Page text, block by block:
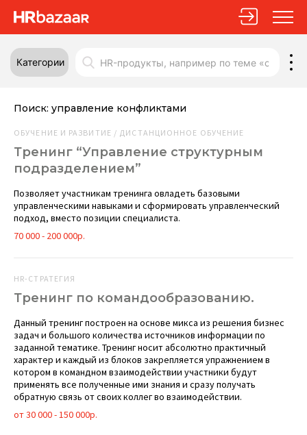
Категории
Поиск: управление конфликтами
ОБУЧЕНИЕ И РАЗВИТИЕ / ДИСТАНЦИОННОЕ ОБУЧЕНИЕ
Тренинг “Управление структурным
подразделением”
Позволяет участникам тренинга овладеть базовыми
управленческими навыками и сформировать управленческий
подход, вместо позиции специалиста.
70 000 - 200 000р.
HR-СТРАТЕГИЯ
Тренинг по командообразованию.
Данный тренинг построен на основе микса из решения бизнес
задач и большого количества источников информации по
заданной тематике. Тренинг носит абсолютно практичный
характер и каждый из блоков закрепляется упражнением в
котором в командном взаимодействии участники будут
применять все полученные ими знания и сразу получать
обратную связь от своих коллег во взаимодействии.
от 30 000 - 150 000р.